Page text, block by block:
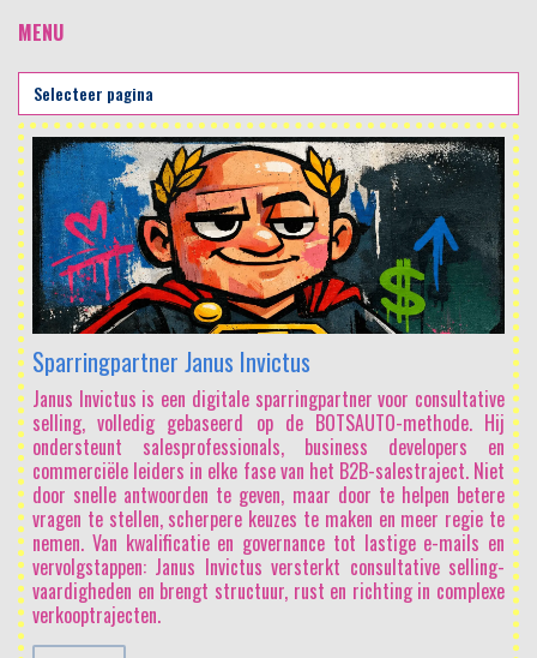
MENU
Sparringpartner Janus Invictus
Janus Invictus is een digitale sparringpartner voor consultative
selling, volledig gebaseerd op de BOTSAUTO-methode. Hij
ondersteunt salesprofessionals, business developers en
commerciële leiders in elke fase van het B2B-salestraject. Niet
door snelle antwoorden te geven, maar door te helpen betere
vragen te stellen, scherpere keuzes te maken en meer regie te
nemen. Van kwalificatie en governance tot lastige e-mails en
vervolgstappen: Janus Invictus versterkt consultative selling-
vaardigheden en brengt structuur, rust en richting in complexe
verkooptrajecten.